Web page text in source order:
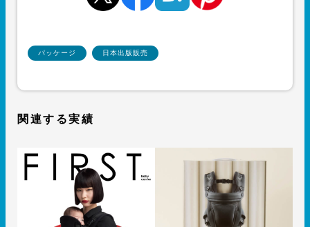
パッケージ 日本出版販売
関連する実績